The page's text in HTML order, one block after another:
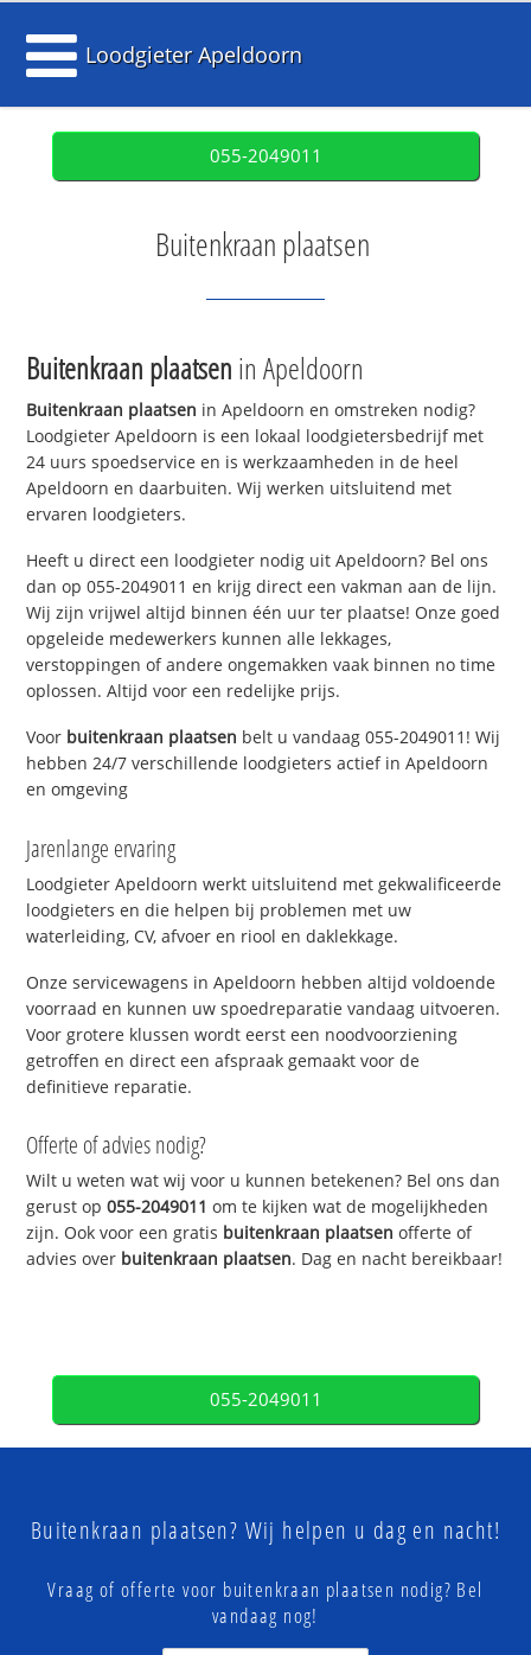
Loodgieter Apeldoorn
055-2049011
Buitenkraan plaatsen
Buitenkraan plaatsen in Apeldoorn
Buitenkraan plaatsen in Apeldoorn en omstreken nodig?
Loodgieter Apeldoorn is een lokaal loodgietersbedrijf met
24 uurs spoedservice en is werkzaamheden in de heel
Apeldoorn en daarbuiten. Wij werken uitsluitend met
ervaren loodgieters.
Heeft u direct een loodgieter nodig uit Apeldoorn? Bel ons
dan op 055-2049011 en krijg direct een vakman aan de lijn.
Wij zijn vrijwel altijd binnen één uur ter plaatse! Onze goed
opgeleide medewerkers kunnen alle lekkages,
verstoppingen of andere ongemakken vaak binnen no time
oplossen. Altijd voor een redelijke prijs.
Voor buitenkraan plaatsen belt u vandaag 055-2049011! Wij
hebben 24/7 verschillende loodgieters actief in Apeldoorn
en omgeving
Jarenlange ervaring
Loodgieter Apeldoorn werkt uitsluitend met gekwalificeerde
loodgieters en die helpen bij problemen met uw
waterleiding, CV, afvoer en riool en daklekkage.
Onze servicewagens in Apeldoorn hebben altijd voldoende
voorraad en kunnen uw spoedreparatie vandaag uitvoeren.
Voor grotere klussen wordt eerst een noodvoorziening
getroffen en direct een afspraak gemaakt voor de
definitieve reparatie.
Offerte of advies nodig?
Wilt u weten wat wij voor u kunnen betekenen? Bel ons dan
gerust op055-2049011 om te kijken wat de mogelijkheden
zijn. Ook voor een gratis buitenkraan plaatsen offerte of
advies over buitenkraan plaatsen. Dag en nacht bereikbaar!
055-2049011
Buitenkraan plaatsen? Wij helpen u dag en nacht!
Vraag of offerte voor buitenkraan plaatsen nodig? Bel
vandaag nog!